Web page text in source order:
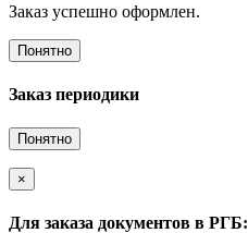
Заказ успешно оформлен.
Понятно
Заказ периодики
Понятно
×
Для заказа документов в РГБ: